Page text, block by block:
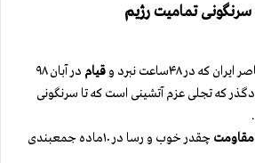
در ۴۸ساعت نبرد و
قیام
در آبان ۹۸
که تجلی عزم آتشینی است که تا سرنگونی
چقدر خوب و رسا در ۱۰ماده جمعبندی